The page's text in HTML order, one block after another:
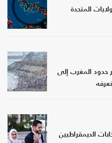
المتحدة
حدود المغرب إلى
الديمقراطيين